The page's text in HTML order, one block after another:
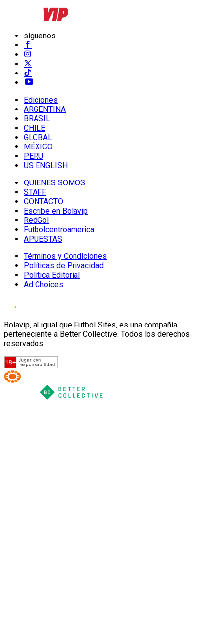
síguenos
Ediciones
ARGENTINA
BRASIL
CHILE
GLOBAL
MÉXICO
PERU
US ENGLISH
QUIENES SOMOS
STAFF
CONTACTO
Escribe en Bolavip
RedGol
Futbolcentroamerica
APUESTAS
Términos y Condiciones
Políticas de Privacidad
Política Editorial
Ad Choices
Bolavip, al igual que Futbol Sites, es una compañía
perteneciente a Better Collective. Todos los derechos
reservados